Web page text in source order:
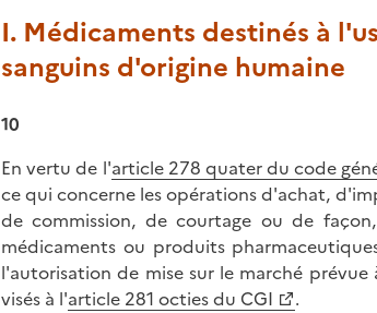
I. Médicaments destinés à
sanguins d'origine humaine
10
En vertu de l'article 278 quater du code
ce qui concerne les opérations d'achat,
de commission, de courtage ou de
médicaments ou produits
l'autorisation de mise sur le marché prévue
visés à l'article 281 octies du CGI
.